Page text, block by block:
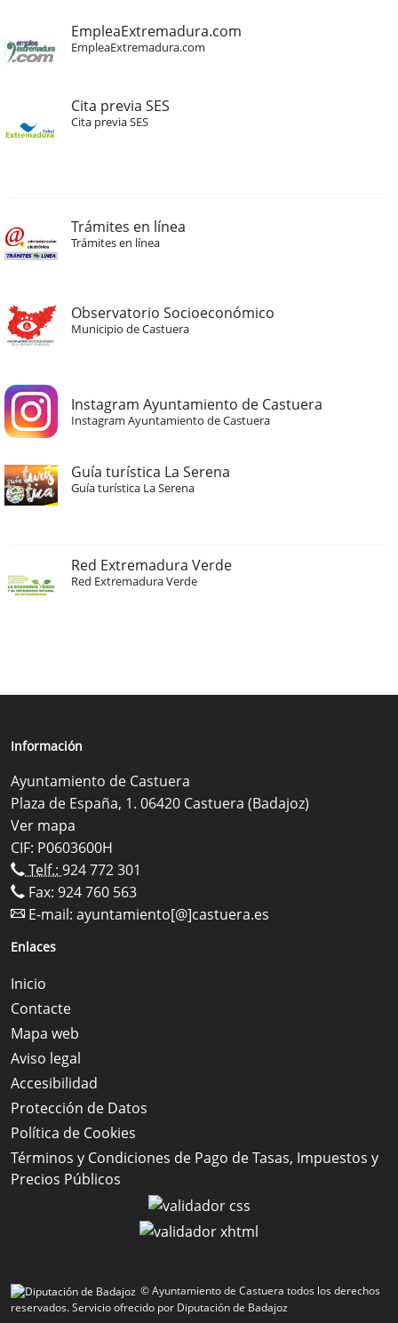
EmpleaExtremadura.com
EmpleaExtremadura.com
Cita previa SES
Cita previa SES
Trámites en línea
Trámites en línea
Observatorio Socioeconómico
Municipio de Castuera
Instagram Ayuntamiento de Castuera
Instagram Ayuntamiento de Castuera
Guía turística La Serena
Guía turística La Serena
Red Extremadura Verde
Red Extremadura Verde
Información
Ayuntamiento de Castuera
Plaza de España, 1. 06420 Castuera (Badajoz)
Ver mapa
CIF: P0603600H
Telf.: 924 772 301
Fax: 924 760 563
E-mail: ayuntamiento[@]castuera.es
Enlaces
Inicio
Contacte
Mapa web
Aviso legal
Accesibilidad
Protección de Datos
Política de Cookies
Términos y Condiciones de Pago de Tasas, Impuestos y
Precios Públicos
© Ayuntamiento de Castuera todos los derechos
reservados.Servicio ofrecido por Diputación de Badajoz